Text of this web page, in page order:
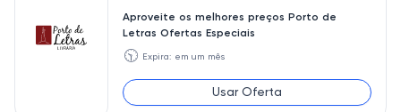
Aproveite os melhores preços Porto de
Letras Ofertas Especiais
🕥 Expira: em um mês
Usar Oferta